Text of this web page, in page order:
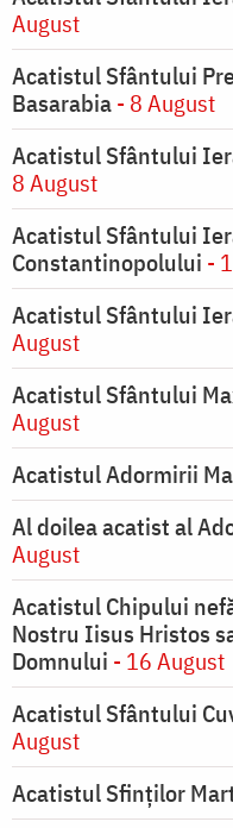
August
Acatistul Sfântului
Basarabia- 8 August
Acatistul Sfântului
8 August
Acatistul Sfântului
Constantinopolului -
Acatistul Sfântului
August
Acatistul Sfântului
August
Acatistul Adormirii
Al doilea acatist al
August
Acatistul Chipului
Nostru Iisus Hristos
Domnului - 16 August
Acatistul Sfântului
August
Acatistul Sfinților